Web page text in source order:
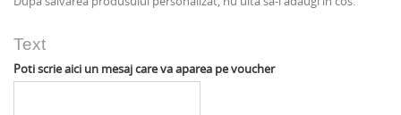
Text
Poti scrie aici un mesaj care va aparea pe voucher